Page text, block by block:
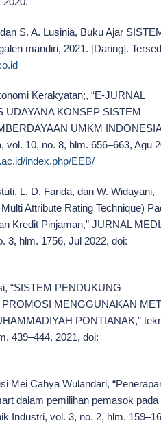
S. A. Lusinia, Buku Ajar
mandiri, 2021. [Daring].
Kerakyatan;, “E-JURNAL
UDAYANA KONSEP SISTEM
UMKM
10, no. 8, hlm. 656–663, Agu
index.php/EEB/
L. D. Farida, dan W. Widayani,
Attribute Rating Technique)
Kredit Pinjaman,” JURNAL
3, hlm. 1756, Jul 2022, doi:
“SISTEM PENDUKUNG
MENGGUNAKAN
PONTIANAK,”
439–444, 2021, doi:
Mei Cahya Wulandari,
dalam pemilihan pemasok pada
Industri, vol. 3, no. 2, hlm.